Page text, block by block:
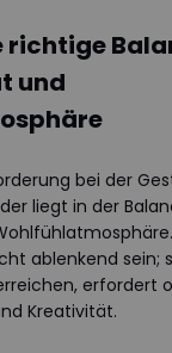
richtige
und
bei der
liegt in der
ablenkend sein;
erfordert
Kreativität.